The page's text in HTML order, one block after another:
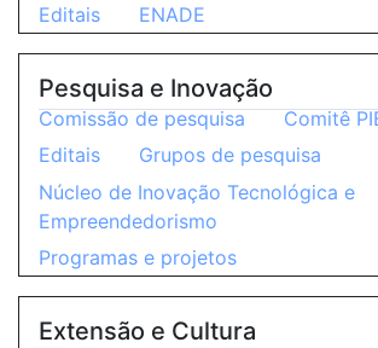
Editais
ENADE
Pesquisa e Inovação
Comissão de pesquisa
Comitê
Editais
Grupos de pesquisa
Núcleo de Inovação Tecnológica e
Empreendedorismo
Programas e projetos
Extensão e Cultura